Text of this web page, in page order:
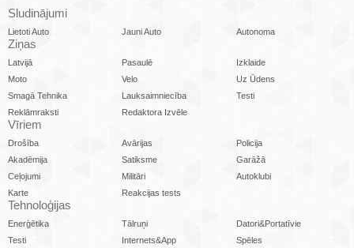
Sludinājumi
Lietoti Auto Jauni Auto Autonoma
Ziņas
Latvijā Pasaulē
Izklaide
Moto
Velo
Uz Ūdens
Smagā Tehnika
Lauksaimniecība
Testi
Reklāmraksti
Redaktora Izvēle
Vīriem
Drošība Avārijas
Policija
Akadēmija
Satiksme
Garāžā
Ceļojumi
Militāri
Autoklubi
Karte
Reakcijas tests
Tehnoloģijas
Enerģētika Tālruņi
Datori&Portatīvie
Testi
Internets&App
Spēles